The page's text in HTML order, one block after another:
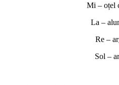
Mi – oțel
La –
Re –
Sol –